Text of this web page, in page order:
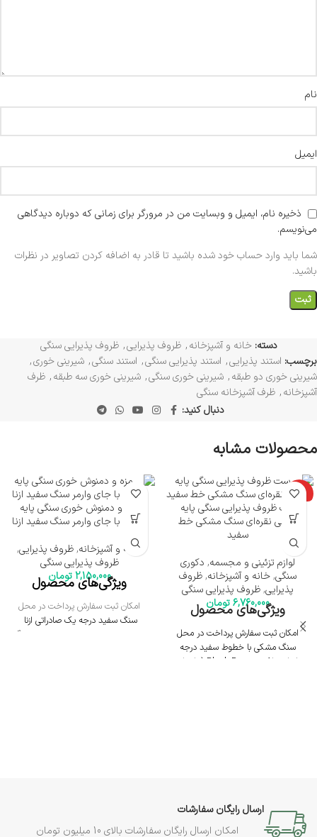
نام
ایمیل
ذخیره نام، ایمیل و وبسایت من در مرورگر برای زمانی که دوباره دیدگاهی
می‌نویسم.
شما باید وارد حساب خود شده باشید تا قادر به اضافه کردن تصاویر در نظرات
باشید.
دسته: خانه و آشپزخانه, ظروف پذیرایی, ظروف پذیرایی سنگی
برچسب: استند پذیرایی, استند پذیرایی سنگی, استند سنگی, شیرینی خوری,
شیرینی خوری دو طبقه, شیرینی خوری سنگی, شیرینی خوری سه طبقه, ظرف
آشپزخانه, ظرف آشپزخانه سنگی
دنبال کنید:
محصولات مشابه
ویژه
ست ظروف پذیرایی سنگی پایه
میخی نقره‌ای سنگ مشکی خط
سفید
لوازم تزئینی و مجسمه, دکوری
سنگی,خانه و آشپزخانه,ظروف
پذیرایی,ظروف پذیرایی سنگی
6,760,000تومان
ویژگی‌های محصول
امکان ثبت سفارش پرداخت در محل
سنگ مشکی با خطوط سفید درجه
صادراتی بلک رز Black Rose (برای ثبت
3 عدد شکلات خوری متوسط به قطر
15سانتی متر
1 عدد گلدان مخروطی ایستاده
مزه و دمنوش خوری سنگی پایه
میخی با جای وارمر سنگ سفید ازنا
خانه و آشپزخانه,ظروف پذیرایی,
ظروف پذیرایی سنگی
2,150,000 تومان
ویژگی‌های محصول
امکان ثبت سفارش پرداخت در محل
سنگ سفید درجه یک صادراتی ازنا
سینی مره خوری و دمنوش خوری سنگی
ارسال رایگان سفارشات
امکان ارسال رایگان سفارشات بالای 10 میلیون تومان